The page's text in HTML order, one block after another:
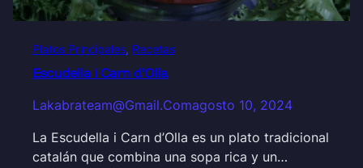
Platos Principales, Recetas
Escudella i Carn d’Olla
Lakabrateam@gmail.comagosto 10, 2024
La Escudella i Carn d’Olla es un plato tradicional
catalán que combina una sopa rica y un…